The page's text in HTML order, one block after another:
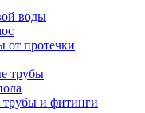
воды
от протечки
трубы
и фитинги